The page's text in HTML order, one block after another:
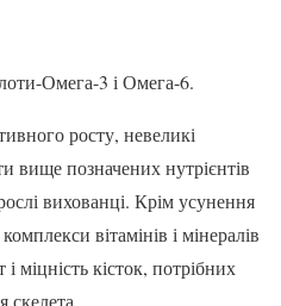
Омега-3 і Омега-6.
росту, невеликі
вище позначених нутрієнтів
вихованці. Крім усунення
вітамінів і мінералів
міцність кісток, потрібних
скелета.